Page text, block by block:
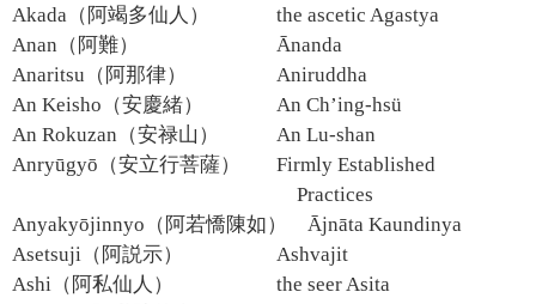
Akada（阿竭多仙人）
the ascetic Agastya
Anan（阿難）
Ānanda
Anaritsu（阿那律）
Aniruddha
An Keisho（安慶緒）
An Ch’ing-hsü
An Rokuzan（安禄山）
An Lu-shan
Anryūgyō（安立行菩薩）
Firmly Established
Practices
Anyakyōjinnyo（阿若憍陳如）
Ājnāta Kaundinya
Asetsuji（阿説示）
Ashvajit
Ashi（阿私仙人）
the seer Asita